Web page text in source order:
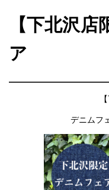
【下北沢
ア
デニムフ